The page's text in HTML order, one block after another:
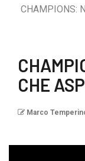
CHAMPIONS:
CHE
Marco